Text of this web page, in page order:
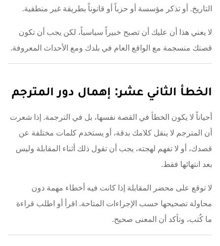
التاريخ. أو تذكر مؤسسة أو حزباً أو قانوناً بطريقة غير منطقية.
لا يعني هذا أن عليك أن تصبح خبيراً سياسياً، لكن يجب أن تكون
قصتك منسجمة مع الواقع العام في بلدك ومع الأحداث المعروفة.
الخطأ الثاني عشر: إهمال دور المترجم
أحياناً لا يكون الخطأ في القصة نفسها، بل في الترجمة. إذا شعرت
أن المترجم لا ينقل كلامك بدقة، أو يستخدم كلمات مختلفة عن
قصدك، أو لا تفهم لهجته، يجب أن تقول ذلك أثناء المقابلة وليس
بعد انتهائها فقط.
لا توقع على محضر المقابلة إذا كانت فيه أخطاء مهمة دون
محاولة تصحيحها حسب الإجراءات المتاحة. اقرأ أو اطلب قراءة
ما كُتب، وتأكد أن المعنى صحيح.